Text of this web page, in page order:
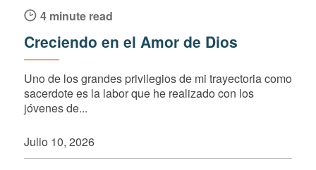
4 minute read
Creciendo en el Amor de Dios
Uno de los grandes privilegios de mi trayectoria como
sacerdote es la labor que he realizado con los
jóvenes de...
Julio 10, 2026